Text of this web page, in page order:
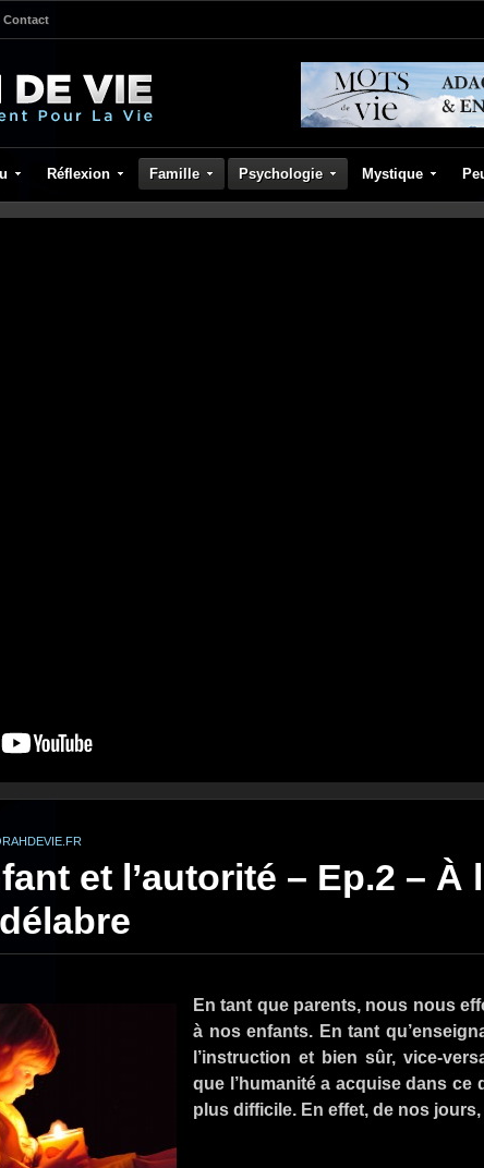
Contact
Réflexion Famille Psychologie Mystique
et l’autorité – Ep.2 – À
En tant que parents, nous nous
à nos enfants. En tant
l’instruction et bien sûr, vice-
que l’humanité a acquise dans ce
plus difficile. En effet, de nos